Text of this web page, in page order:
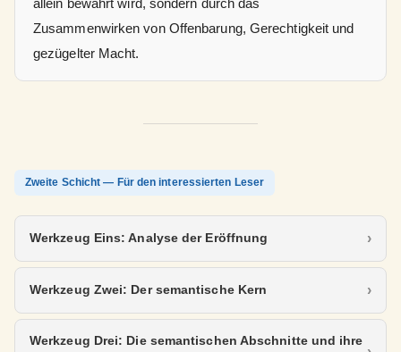
allein bewahrt wird, sondern durch das
Zusammenwirken von Offenbarung, Gerechtigkeit und
gezügelter Macht.
Zweite Schicht — Für den interessierten Leser
Werkzeug Eins: Analyse der Eröffnung
Werkzeug Zwei: Der semantische Kern
Werkzeug Drei: Die semantischen Abschnitte und ihre